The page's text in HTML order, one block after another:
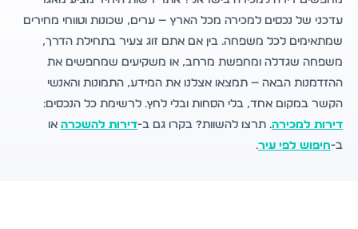
עדכני של נכסים למכירה מכל הארץ — ערים, שכונות וטווחי מחירים
שמתאימים לכל משפחה. בין אם אתם זוג צעיר בתחילת הדרך,
משפחה שגדלה ומחפשת מרחב, או משקיעים שמחפשים את
ההזדמנות הבאה — תמצאו אצלנו את המידע, התמונות והאנשי
הקשר במקום אחד, בלי הסחות ובלי לחץ. לרשימת כל הנכסים:
דירות למכירה. תרצו להשוות? בקרו גם ב-דירות להשכרה או
ב-חיפוש לפי עיר.